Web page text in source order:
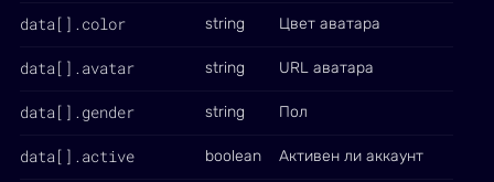
data[].color string Цвет аватара
data[].avatar string URL аватара
data[].gender string Пол
data[].active boolean Активен ли аккаунт